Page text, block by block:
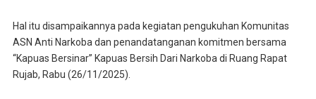
Hal itu disampaikannya pada kegiatan pengukuhan Komunitas
ASN Anti Narkoba dan penandatanganan komitmen bersama
“Kapuas Bersinar” Kapuas Bersih Dari Narkoba di Ruang Rapat
Rujab, Rabu (26/11/2025).